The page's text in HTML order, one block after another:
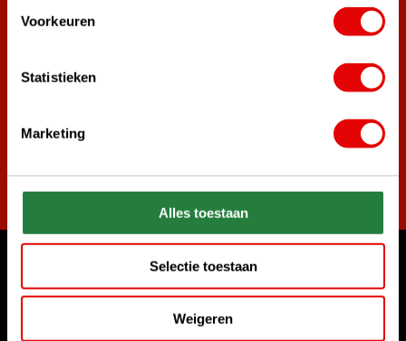
Voorkeuren
Statistieken
Marketing
Alles toestaan
Selectie toestaan
Weigeren
+38,000 customers have already subscribed.
golf deals!
Subscribe
Call us for anything